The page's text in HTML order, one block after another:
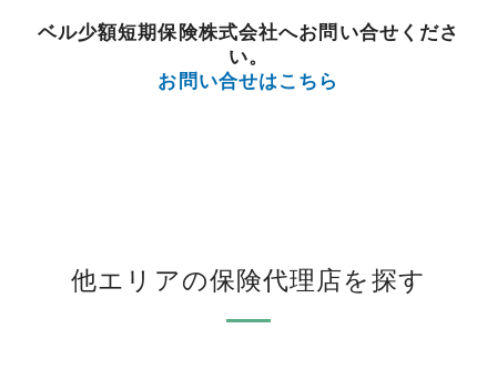
ベル少額短期保険株式会社へお問い合せくださ
い。
お問い合せはこちら
他エリアの保険代理店を探す